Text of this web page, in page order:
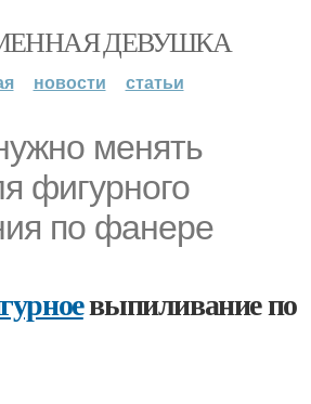
ДЕВУШКА
новости статьи
менять
фигурного
по фанере
выпиливание по